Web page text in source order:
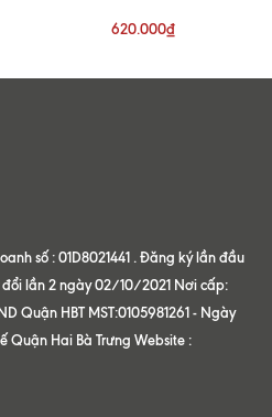
620.000₫
số : 01D8021441 . Đăng ký lần đầu
lần 2 ngày 02/10/2021 Nơi cấp:
Quận HBT MST:0105981261 - Ngày
Quận Hai Bà Trưng Website :